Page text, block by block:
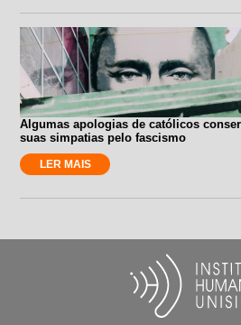
Algumas apologias de católicos
suas simpatias pelo fascismo
LER MAIS